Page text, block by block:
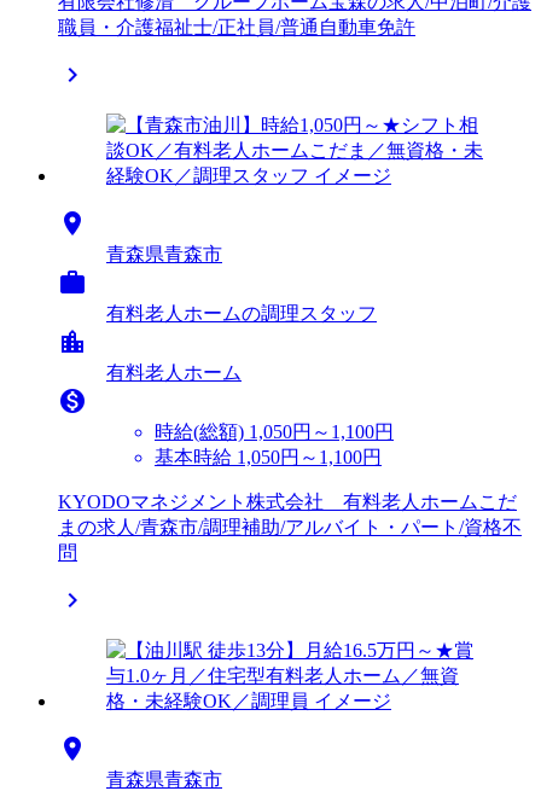
職員・介護福祉士/正社員/普通自動車免許


青森県青森市

有料老人ホームの調理スタッフ
location_city
有料老人ホーム

時給(総額) 1,050円～1,100円
基本時給 1,050円～1,100円
KYODOマネジメント株式会社 有料老人ホームこだ
まの求人/青森市/調理補助/アルバイト・パート/資格不
問


青森県青森市